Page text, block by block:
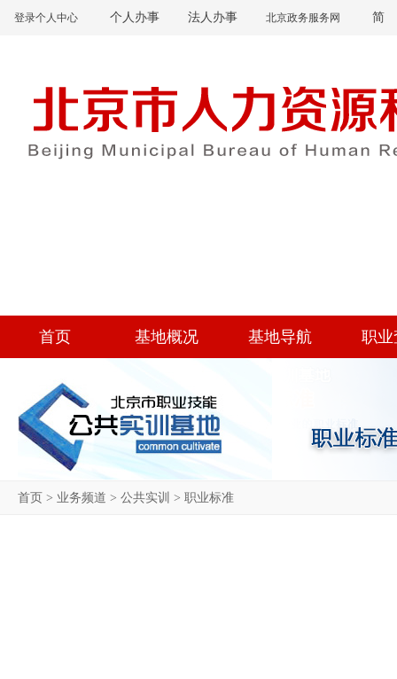
登录个人中心 个人办事 法人办事 北京政务服务网 简
首页 基地概况 基地导航 职业
首页 > 业务频道 > 公共实训 > 职业标准